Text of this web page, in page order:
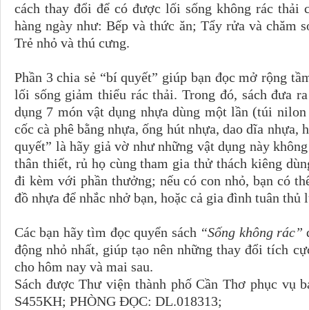
cách thay đổi để có được lối sống không rác thải
hàng ngày như: Bếp và thức ăn; Tẩy rửa và chăm
Trẻ nhỏ và thú cưng.
Phần 3 chia sẻ “bí quyết” giúp bạn đọc mở rộng
lối sống giảm thiểu rác thải. Trong đó, sách đưa
dụng 7 món vật dụng nhựa dùng một lần (túi
cốc cà phê bằng nhựa, ống hút nhựa, dao dĩa
quyết” là hãy giả vờ như những vật dụng này
thân thiết, rủ họ cùng tham gia thử thách kiêng
đi kèm với phần thưởng; nếu có con nhỏ, bạn có
đồ nhựa để nhắc nhở bạn, hoặc cả gia đình tuân
Các bạn hãy tìm đọc quyển sách “Sống không rác”
động nhỏ nhất, giúp tạo nên những thay đổi tích
cho hôm nay và mai sau.
Sách được Thư viện thành phố Cần Thơ phục vụ
S455KH; PHÒNG ĐỌC: DL.018313;